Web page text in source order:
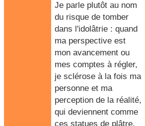
Je parle plutôt au nom
du risque de tomber
dans l'idolâtrie : quand
ma perspective est
mon avancement ou
mes comptes à régler,
je sclérose à la fois ma
personne et ma
perception de la réalité,
qui deviennent comme
ces statues de plâtre,